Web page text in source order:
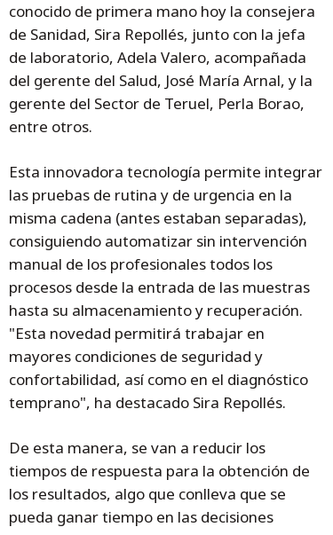
conocido de primera mano hoy la consejera
de Sanidad, Sira Repollés, junto con la jefa
de laboratorio, Adela Valero, acompañada
del gerente del Salud, José María Arnal, y la
gerente del Sector de Teruel, Perla Borao,
entre otros.
Esta innovadora tecnología permite integrar
las pruebas de rutina y de urgencia en la
misma cadena (antes estaban separadas),
consiguiendo automatizar sin intervención
manual de los profesionales todos los
procesos desde la entrada de las muestras
hasta su almacenamiento y recuperación.
"Esta novedad permitirá trabajar en
mayores condiciones de seguridad y
confortabilidad, así como en el diagnóstico
temprano", ha destacado Sira Repollés.
De esta manera, se van a reducir los
tiempos de respuesta para la obtención de
los resultados, algo que conlleva que se
pueda ganar tiempo en las decisiones